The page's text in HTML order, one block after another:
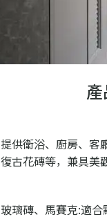
提供衛浴、廚房、客
復古花磚等，兼具美
玻璃磚、馬賽克:適